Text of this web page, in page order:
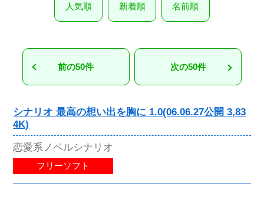
人気順 新着順 名前順
前の50件 次の50件
シナリオ 最高の想い出を胸に 1.0(06.06.27公開 3,83
4K)
恋愛系ノベルシナリオ
フリーソフト